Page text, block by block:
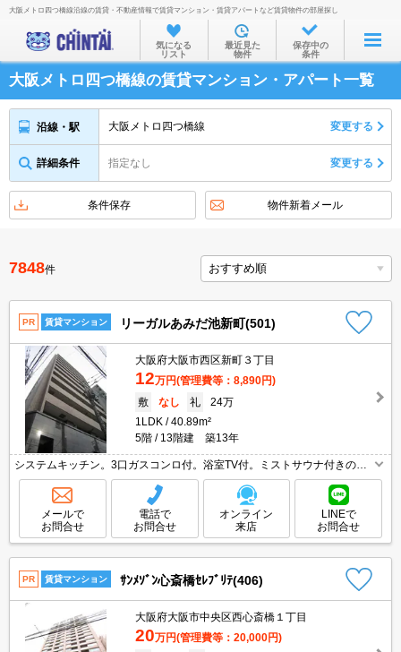
お部屋を探す
沿線・駅から
住所から
家賃相場から
物件特集から
不動産会社から
TOP
大阪メトロ四つ橋線沿線の賃貸・不動産情報で賃貸マンション・賃貸アパートなど賃貸物件の部屋探し
気になる
リスト
最近見た
物件
保存中の
条件
大阪メトロ四つ橋線の賃貸マンション・アパート一覧
沿線・駅 大阪メトロ四つ橋線 変更する
詳細条件 指定なし 変更する
条件保存 物件新着メール
7848件
PR 賃貸マンション リーガルあみだ池新町(501)
大阪府大阪市西区新町３丁目
12万円(管理費等：8,890円)
敷
なし 礼
24万
1LDK
40.89m²
5階
13階建 築13年
システムキッチン。3口ガスコンロ付。浴室TV付。ミストサウナ付きの浴
室です。
メールで
お問合せ
電話で
お問合せ
オンライン
来店
LINEで
お問合せ
PR 賃貸マンション ｻﾝﾒｿﾞﾝ心斎橋ｾﾚﾌﾞﾘﾃ(406)
大阪府大阪市中央区西心斎橋１丁目
20万円(管理費等：20,000円)